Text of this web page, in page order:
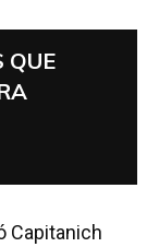
QUE